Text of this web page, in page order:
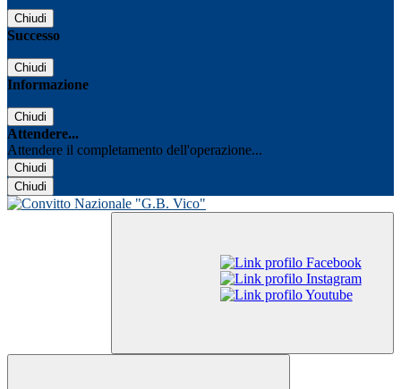
Chiudi
Successo
Chiudi
Informazione
Chiudi
Attendere...
Attendere il completamento dell'operazione...
Chiudi
Chiudi